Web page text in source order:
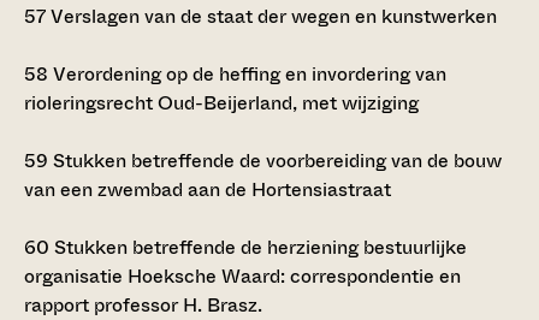
57Verslagen van de staat der wegen en kunstwerken
58 Verordening op de heffing en invordering van
rioleringsrecht Oud-Beijerland, met wijziging
59 Stukken betreffende de voorbereiding van de bouw
van een zwembad aan de Hortensiastraat
60 Stukken betreffende de herziening bestuurlijke
organisatie Hoeksche Waard: correspondentie en
rapport professor H. Brasz.